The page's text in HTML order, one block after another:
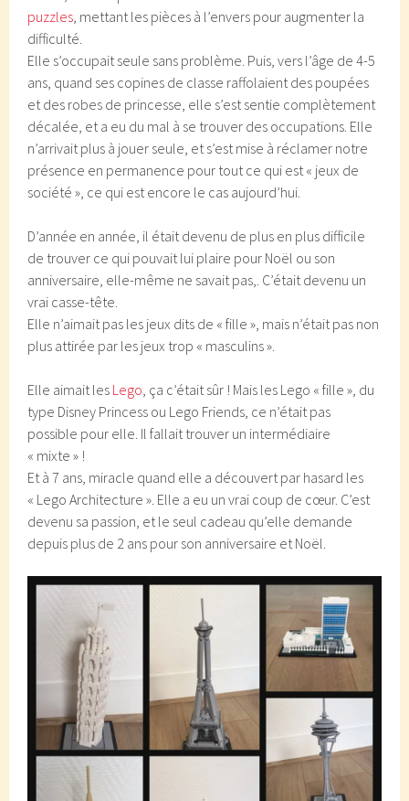
puzzles, mettant les pièces à l’envers pour augmenter la
difficulté.
Elle s’occupait seule sans problème. Puis, vers l’âge de 4-5
ans, quand ses copines de classe raffolaient des poupées
et des robes de princesse, elle s’est sentie complètement
décalée, et a eu du mal à se trouver des occupations. Elle
n’arrivait plus à jouer seule, et s’est mise à réclamer notre
présence en permanence pour tout ce qui est « jeux de
société », ce qui est encore le cas aujourd’hui.
D’année en année, il était devenu de plus en plus difficile
de trouver ce qui pouvait lui plaire pour Noël ou son
anniversaire, elle-même ne savait pas,. C’était devenu un
vrai casse-tête.
Elle n’aimait pas les jeux dits de « fille », mais n’était pas non
plus attirée par les jeux trop « masculins ».
Elle aimait les Lego, ça c’était sûr ! Mais les Lego « fille », du
type Disney Princess ou Lego Friends, ce n’était pas
possible pour elle. Il fallait trouver un intermédiaire
« mixte » !
Et à 7 ans, miracle quand elle a découvert par hasard les
« Lego Architecture ». Elle a eu un vrai coup de cœur. C’est
devenu sa passion, et le seul cadeau qu’elle demande
depuis plus de 2 ans pour son anniversaire et Noël.